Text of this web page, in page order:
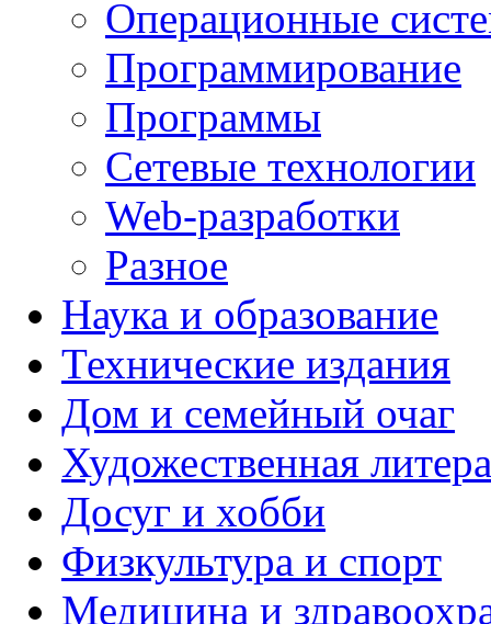
Операционные
Программирование
Программы
Сетевые технологии
Web-разработки
Разное
Наука и образование
Технические издания
Дом и семейный очаг
Художественная
Досуг и хобби
Физкультура и спорт
Медицина и